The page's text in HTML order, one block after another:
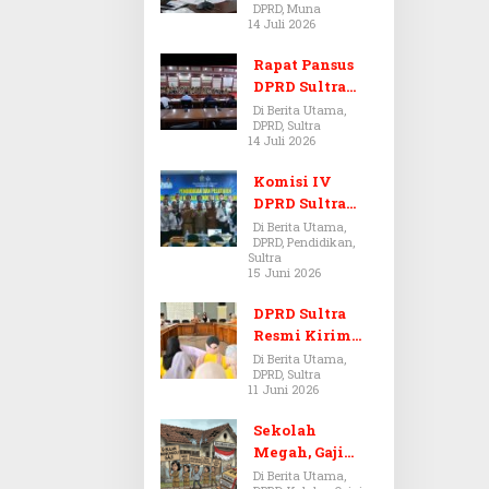
Dugaan Jual
Beli Tanah
Bermasalah di
Muna
DPRD, Muna
14 Juli 2026
Rapat Pansus
DPRD Sultra
Diskors Dua
Kali Akibat
Ketidakhadira
n Pj Sekda
Di Berita Utama,
DPRD, Sultra
14 Juli 2026
Komisi IV
DPRD Sultra
Kawal Hak
Guru,
Rencanakan
Pendidikan
Di Berita Utama,
DPRD, Pendidikan,
Sultra
15 Juni 2026
DPRD Sultra
Resmi Kirim
Aspirasi Tolak
Peraturan
BPOM No. 5
Tahun 2026 ke
Komisi IX DPR
Di Berita Utama,
DPRD, Sultra
11 Juni 2026
Sekolah
Megah, Gaji
Guru Berdarah-
Di Berita Utama,